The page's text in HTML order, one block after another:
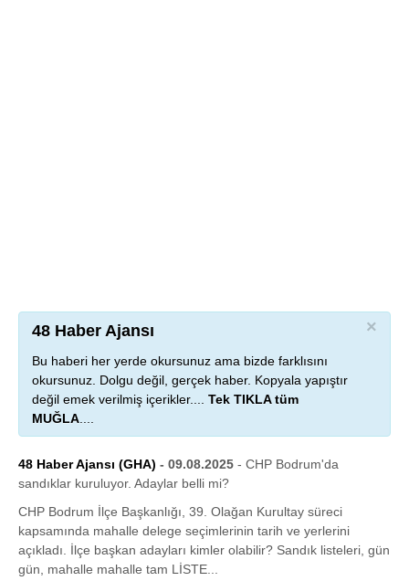
×
48 Haber Ajansı
Bu haberi her yerde okursunuz ama bizde farklısını
okursunuz. Dolgu değil, gerçek haber. Kopyala yapıştır
değil emek verilmiş içerikler.... Tek TIKLA tüm
MUĞLA....
48 Haber Ajansı (GHA) - 09.08.2025 - CHP Bodrum'da
sandıklar kuruluyor. Adaylar belli mi?
CHP Bodrum İlçe Başkanlığı, 39. Olağan Kurultay süreci
kapsamında mahalle delege seçimlerinin tarih ve yerlerini
açıkladı. İlçe başkan adayları kimler olabilir? Sandık listeleri, gün
gün, mahalle mahalle tam LİSTE...